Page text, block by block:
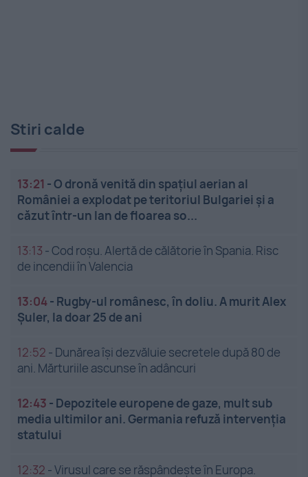
Stiri calde
13:21 -O dronă venită din spațiul aerian al
României a explodat pe teritoriul Bulgariei și a
căzut într-un lan de floarea so...
13:13 -Cod roșu. Alertă de călătorie în Spania. Risc
de incendii în Valencia
13:04- Rugby-ul românesc, în doliu. A murit Alex
Șuler, la doar 25 de ani
12:52 - Dunărea își dezvăluie secretele după 80 de
ani. Mărturiile ascunse în adâncuri
12:43 - Depozitele europene de gaze, mult sub
media ultimilor ani. Germania refuză intervenția
statului
12:32 -Virusul care se răspândește în Europa.